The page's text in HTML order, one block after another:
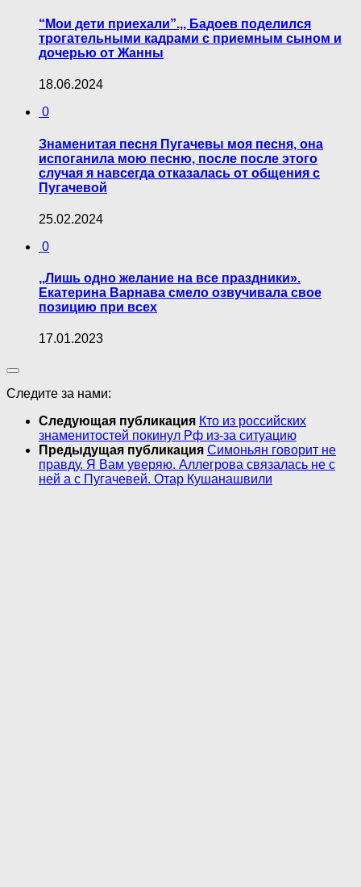
“Мои дети приехали”.,, Бадоев поделился
трогательными кадрами с приемным сыном и
дочерью от Жанны
18.06.2024
0
Знаменитая песня Пугачевы моя песня, она
испоганила мою песню, после после этого
случая я навсегда отказалась от общения с
Пугачевой
25.02.2024
0
,,Лишь одно желание на все праздники».
Екатерина Варнава смело озвучивала свое
позицию при всех
17.01.2023
Следите за нами:
Следующая публикация Кто из российских
знаменитостей покинул Рф из-за ситуацию
Предыдущая публикация Симоньян говорит не
правду. Я Вам уверяю. Аллегрова связалась не с
ней а с Пугачевей. Отар Кушанашвили